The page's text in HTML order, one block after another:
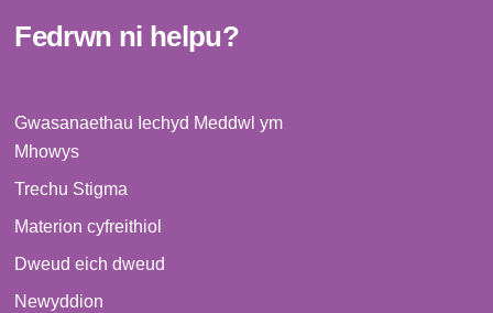
Fedrwn ni helpu?
Gwasanaethau Iechyd Meddwl ym
Mhowys
Trechu Stigma
Materion cyfreithiol
Dweud eich dweud
Newyddion